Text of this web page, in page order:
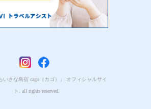
さな島宿 cago（カゴ）」 オフィシャルサイ
ト. all rights reserved.